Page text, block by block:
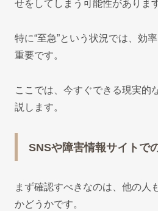
せをしてしまう可能性があります
特に“至急”という状況では、効
重要です。
ここでは、今すぐできる現実的
説します。
SNSや障害情報サイトで
まず確認すべきなのは、他の人
かどうかです。